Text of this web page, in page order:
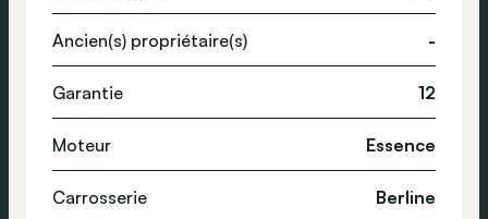
Ancien(s) propriétaire(s) -
Garantie 12
Moteur Essence
Carrosserie Berline